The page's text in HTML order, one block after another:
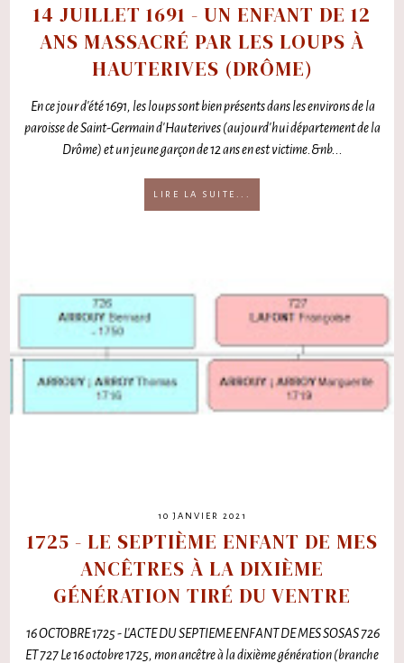
14 JUILLET 1691 - UN ENFANT DE 12
ANS MASSACRÉ PAR LES LOUPS À
HAUTERIVES (DRÔME)
En ce jour d'été 1691, les loups sont bien présents dans les environs de la
paroisse de Saint-Germain d'Hauterives (aujourd'hui département de la
Drôme) et un jeune garçon de 12 ans en est victime.&nb...
LIRE LA SUITE...
10 JANVIER 2021
1725 - LE SEPTIÈME ENFANT DE MES
ANCÊTRES À LA DIXIÈME
GÉNÉRATION TIRÉ DU VENTRE
16 OCTOBRE 1725 - L'ACTE DU SEPTIEME ENFANT DE MES SOSAS 726
ET 727 Le 16 octobre 1725, mon ancêtre à la dixième génération (branche